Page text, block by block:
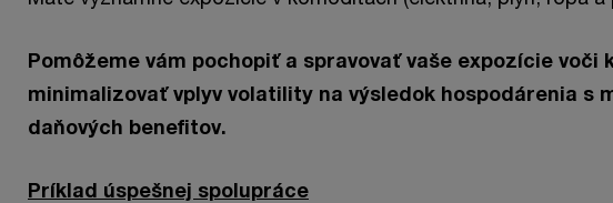
Pomôžeme vám pochopiť a spravovať vaše expozície voči
minimalizovať vplyv volatility na výsledok hospodárenia s
daňových benefitov.
Príklad úspešnej spolupráce